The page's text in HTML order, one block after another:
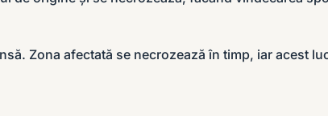
Zona afectată se necrozează în timp, iar acest